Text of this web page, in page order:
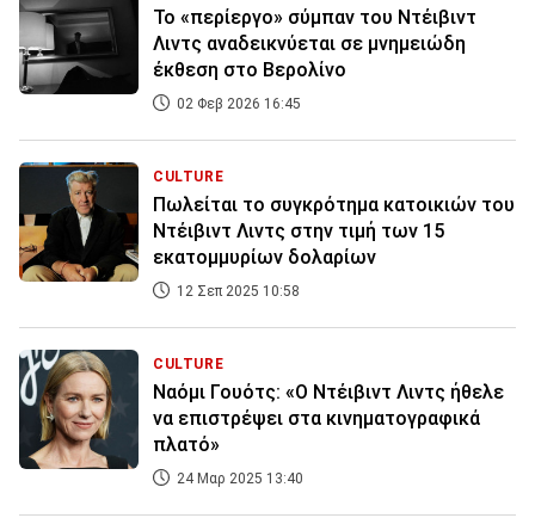
Το «περίεργο» σύμπαν του Ντέιβιντ
Λιντς αναδεικνύεται σε μνημειώδη
έκθεση στο Βερολίνο
02 Φεβ 2026 16:45
CULTURE
Πωλείται το συγκρότημα κατοικιών του
Ντέιβιντ Λιντς στην τιμή των 15
εκατομμυρίων δολαρίων
12 Σεπ 2025 10:58
CULTURE
Ναόμι Γουότς: «Ο Ντέιβιντ Λιντς ήθελε
να επιστρέψει στα κινηματογραφικά
πλατό»
24 Μαρ 2025 13:40